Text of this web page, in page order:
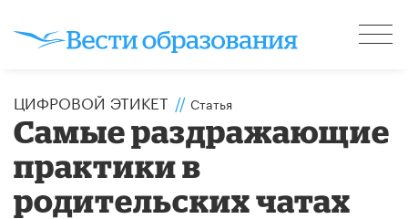
ЦИФРОВОЙ ЭТИКЕТ // Статья
Самые раздражающие
практики в
родительских чатах